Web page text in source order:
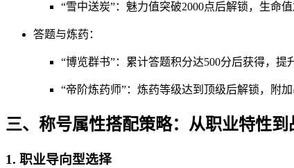
“雪中送炭”：魅力值突破2000点后解锁，生命值
答题与炼药：
“博览群书”：累计答题积分达500分后获得，提
“帝阶炼药师”：炼药等级达到顶级后解锁，附加
三、称号属性搭配策略：从职业特性到
1. 职业导向型选择